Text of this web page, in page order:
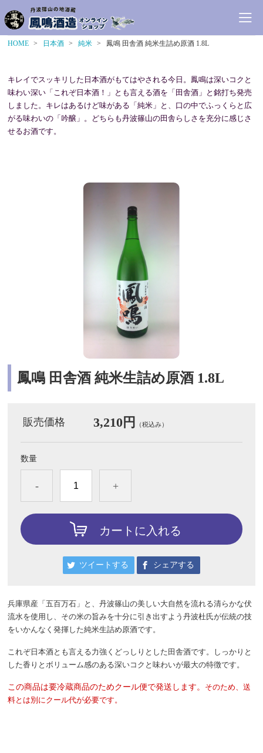
HOME 日本酒 純米 鳳鳴 田舎酒 純米生詰め原酒 1.8L
キレイでスッキリした日本酒がもてはやされる今日。 鳳鳴は深いコクと
味わい深い「これぞ日本酒！」とも言える酒を「田舎酒」と銘打ち発売
しました。 キレはあるけど味がある「純米」と、口の中でふっくらと広
がる味わいの「吟醸」。
どちらも丹波篠山の田舎らしさを充分に感じさ
せるお酒です。
鳳鳴 田舎酒 純米生詰め原酒 1.8L
販売価格 3,210円 （税込み）
数量
- +
カートに入れる
ツイートする シェアする
兵庫県産「五百万石」と、丹波篠山の美しい大自然を流れる清らかな伏
流水を使用し、その米の旨みを十分に引き出すよう丹波杜氏が伝統の技
をいかんなく発揮した純米生詰め原酒です。
これぞ日本酒とも言える力強くどっしりとした田舎酒です。しっかりと
した香りとボリューム感のある深いコクと味わいが最大の特徴です。
この商品は要冷蔵商品のためクール便で発送します。 そのため、送
料とは別にクール代が必要です。